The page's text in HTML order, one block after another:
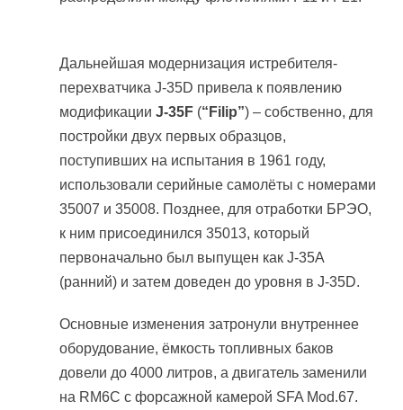
Дальнейшая модернизация истребителя-
перехватчика J-35D привела к появлению
модификации J-35F (“Filip”) – собственно, для
постройки двух первых образцов,
поступивших на испытания в 1961 году,
использовали серийные самолёты с номерами
35007 и 35008. Позднее, для отработки БРЭО,
к ним присоединился 35013, который
первоначально был выпущен как J-35A
(ранний) и затем доведен до уровня в J-35D.
Основные изменения затронули внутреннее
оборудование, ёмкость топливных баков
довели до 4000 литров, а двигатель заменили
на RM6C с форсажной камерой SFA Mod.67.